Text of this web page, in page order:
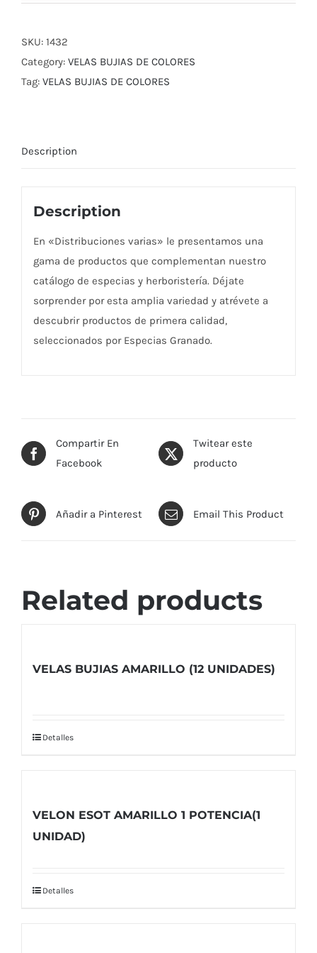
SKU: 1432
Category: VELAS BUJIAS DE COLORES
Tag: VELAS BUJIAS DE COLORES
Description
Description
En «Distribuciones varias» le presentamos una
gama de productos que complementan nuestro
catálogo de especias y herboristería. Déjate
sorprender por esta amplia variedad y atrévete a
descubrir productos de primera calidad,
seleccionados por Especias Granado.
Compartir En
Facebook
Twitear este
producto
Añadir a Pinterest Email This Product
Related products
VELAS BUJIAS AMARILLO (12 UNIDADES)
Detalles
VELON ESOT AMARILLO 1 POTENCIA(1
UNIDAD)
Detalles